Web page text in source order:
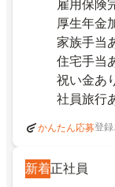
雇用保険
厚生年金
家族手当
住宅手当
祝い金あ
社員旅行
かんたん応募登
新着正社員